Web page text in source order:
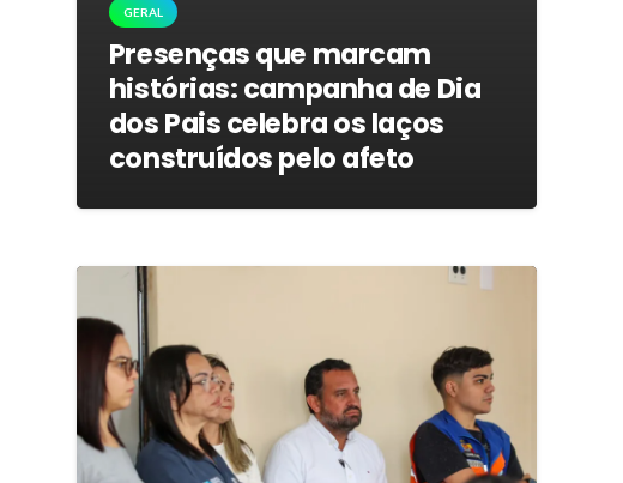
GERAL
Presenças que marcam
histórias: campanha de Dia
dos Pais celebra os laços
construídos pelo afeto